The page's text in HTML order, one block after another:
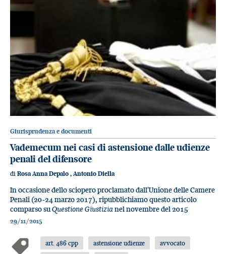
Giurisprudenza e documenti
Vademecum nei casi di astensione dalle udienze
penali del difensore
di Rosa Anna Depalo , Antonio Diella
In occasione dello sciopero proclamato dall'Unione delle Camere
Penali (20-24 marzo 2017), ripubblichiamo questo articolo
comparso suQuestione Giustizianel novembre del 2015
29/11/2015
art. 486 cpp astensione udienze
avvocato